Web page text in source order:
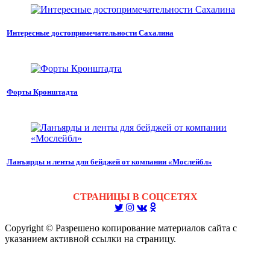
Интересные достопримечательности Сахалина
Форты Кронштадта
Ланъярды и ленты для бейджей от компании «Мослейбл»
СТРАНИЦЫ В СОЦСЕТЯХ
Copyright © Разрешено копирование материалов сайта с
указанием активной ссылки на страницу.